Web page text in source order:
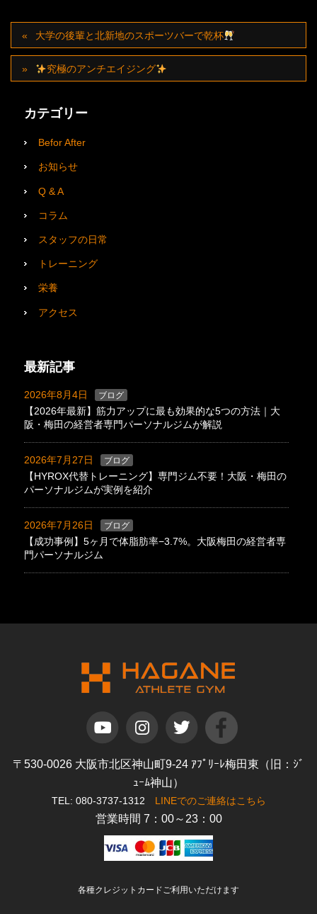
大学の後輩と北新地のスポーツバーで乾杯
究極のアンチエイジング
カテゴリー
Befor After
お知らせ
Q & A
コラム
スタッフの日常
トレーニング
栄養
アクセス
最新記事
2026年8月4日 ブログ
【2026年最新】筋力アップに最も効果的な5つの方法｜大
阪・梅田の経営者専門パーソナルジムが解説
2026年7月27日 ブログ
【HYROX代替トレーニング】専門ジム不要！大阪・梅田の
パーソナルジムが実例を紹介
2026年7月26日 ブログ
【成功事例】5ヶ月で体脂肪率−3.7%。大阪梅田の経営者専
門パーソナルジム
〒530-0026 大阪市北区神山町9-24 ｱﾌﾟﾘｰﾚ梅田東（旧：ｼﾞ
ｭｰﾑ神山）
TEL: 080-3737-1312 LINEでのご連絡はこちら
営業時間 7：00～23：00
各種クレジットカードご利用いただけます